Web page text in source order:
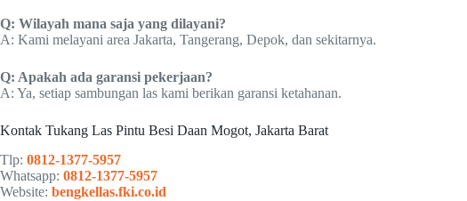
Q: Wilayah mana saja yang dilayani?
A: Kami melayani area Jakarta, Tangerang, Depok, dan sekitarnya.
Q: Apakah ada garansi pekerjaan?
A: Ya, setiap sambungan las kami berikan garansi ketahanan.
Kontak Tukang Las Pintu Besi Daan Mogot, Jakarta Barat
Tlp: 0812-1377-5957
Whatsapp: 0812-1377-5957
Website: bengkellas.fki.co.id